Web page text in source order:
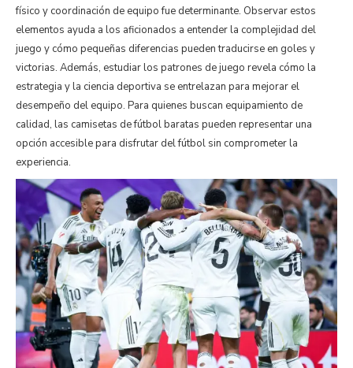
físico y coordinación de equipo fue determinante. Observar estos
elementos ayuda a los aficionados a entender la complejidad del
juego y cómo pequeñas diferencias pueden traducirse en goles y
victorias. Además, estudiar los patrones de juego revela cómo la
estrategia y la ciencia deportiva se entrelazan para mejorar el
desempeño del equipo. Para quienes buscan equipamiento de
calidad, las camisetas de fútbol baratas pueden representar una
opción accesible para disfrutar del fútbol sin comprometer la
experiencia.